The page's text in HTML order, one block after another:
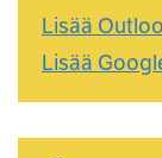
Lisää
Lisää